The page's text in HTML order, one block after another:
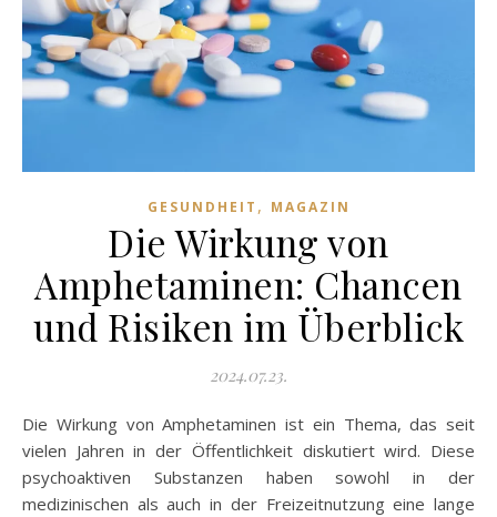
GESUNDHEIT , MAGAZIN
Die Wirkung von
Amphetaminen: Chancen
und Risiken im Überblick
2024.07.23.
Die Wirkung von Amphetaminen ist ein Thema, das seit
vielen Jahren in der Öffentlichkeit diskutiert wird. Diese
psychoaktiven Substanzen haben sowohl in der
medizinischen als auch in der Freizeitnutzung eine lange